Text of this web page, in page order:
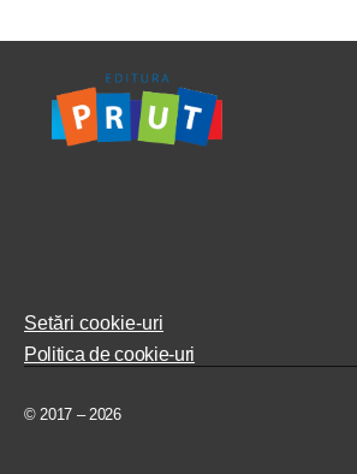
Setări cookie-uri
Politica de cookie-uri
© 2017 – 2026